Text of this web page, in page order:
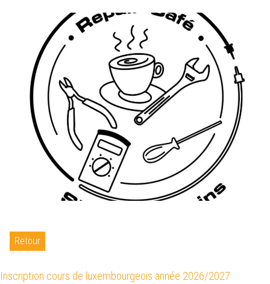
Retour
Inscription cours de luxembourgeois année 2026/2027